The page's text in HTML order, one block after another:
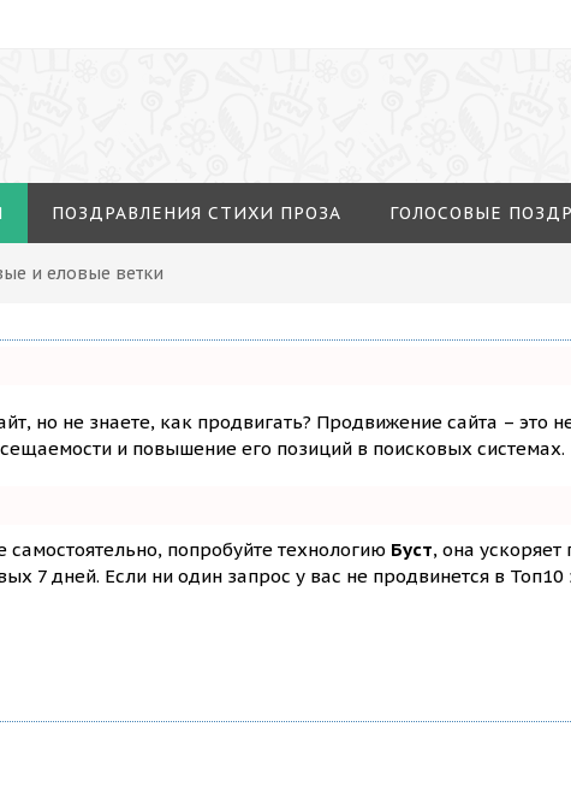
ПОЗДРАВЛЕНИЯ СТИХИ ПРОЗА ГОЛОСОВЫЕ
и еловые ветки
но не знаете, как продвигать? Продвижение сайта – это
и повышение его позиций в поисковых системах.
попробуйте технологию Буст, она
7 дней. Если ни один запрос у вас не продвинется в Топ10